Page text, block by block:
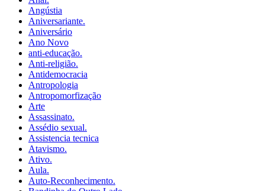
Angústia
Aniversariante.
Aniversário
Ano Novo
anti-educação.
Anti-religião.
Antidemocracia
Antropologia
Antropomorfização
Arte
Assassinato.
Assédio sexual.
Assistencia tecnica
Atavismo.
Ativo.
Aula.
Auto-Reconhecimento.